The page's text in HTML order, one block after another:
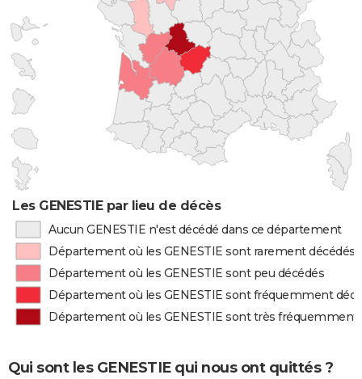
Les GENESTIE par lieu de décès
Aucun GENESTIE n'est décédé dans ce département
Département où les GENESTIE sont rarement décédés
Département où les GENESTIE sont peu décédés
Département où les GENESTIE sont fréquemment
Département où les GENESTIE sont très fréquemment
Qui sont les GENESTIE qui nous ont quittés ?